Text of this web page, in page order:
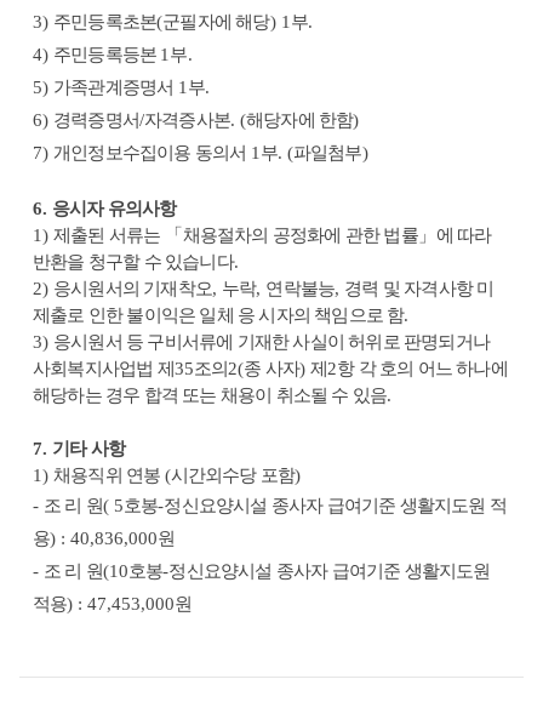
3) 주민등록초본(군필자에 해당) 1 부.
4) 주민등록등본 1 부.
5) 가족관계증명서 1 부.
6) 경력증명서/자격증사본. (해당자에 한함)
7) 개인정보수집이용 동의서 1 부. (파일첨부)
6. 응시자 유의사항
1) 제출된 서류는 「 채용절차의 공정화에 관한 법률」 에 따라
반환을 청구할 수 있습니다.
2) 응시원서의 기재착오, 누락, 연락불능, 경력 및 자격사항 미
제출로 인한 불이익은 일체 응 시자의 책임으로 함.
3) 응시원서 등 구비서류에 기재한 사실이 허위로 판명되거나
사회복지사업법 제 35조의 2(종 사자)제 2항 각 호의 어느 하나에
해당하는 경우 합격 또는 채용이 취소될 수 있음.
7. 기타 사항
1) 채용직위 연봉 (시간외수당 포함)
- 조 리 원( 5호봉-정신요양시설 종사자 급여기준 생활지도원 적
용) : 40,836,000원
- 조 리 원(10호봉-정신요양시설 종사자 급여기준 생활지도원
적용) : 47,453,000원